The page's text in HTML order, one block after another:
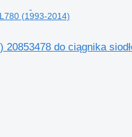
(1993-2014)
do ciągnika